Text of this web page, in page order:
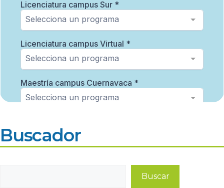
Buscador
Buscar